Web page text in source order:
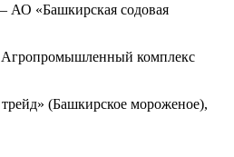
АО «Башкирская содовая
комплекс
(Башкирское мороженое),